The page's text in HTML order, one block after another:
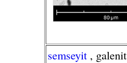
semseyit , galenit